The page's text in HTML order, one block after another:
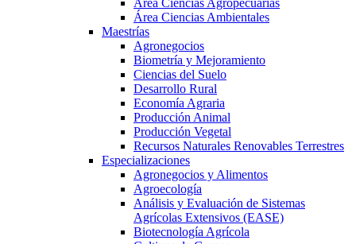
Área Ciencias Ambientales
Maestrías
Agronegocios
Biometría y Mejoramiento
Ciencias del Suelo
Desarrollo Rural
Economía Agraria
Producción Animal
Producción Vegetal
Recursos Naturales Renovables Terrestres
Especializaciones
Agronegocios y Alimentos
Agroecología
Análisis y Evaluación de Sistemas
Agrícolas Extensivos (EASE)
Biotecnología Agrícola